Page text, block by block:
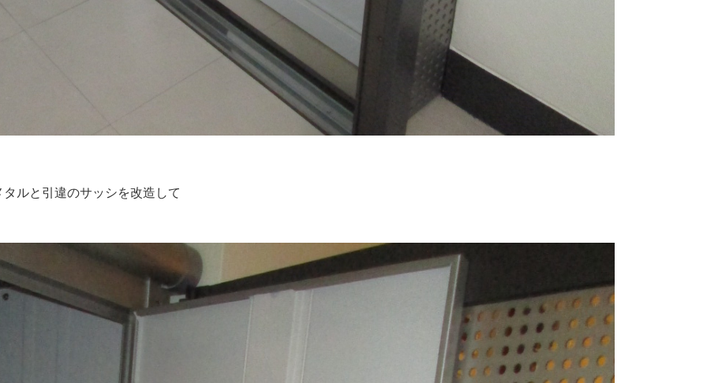
ルと引違のサッシを改造して